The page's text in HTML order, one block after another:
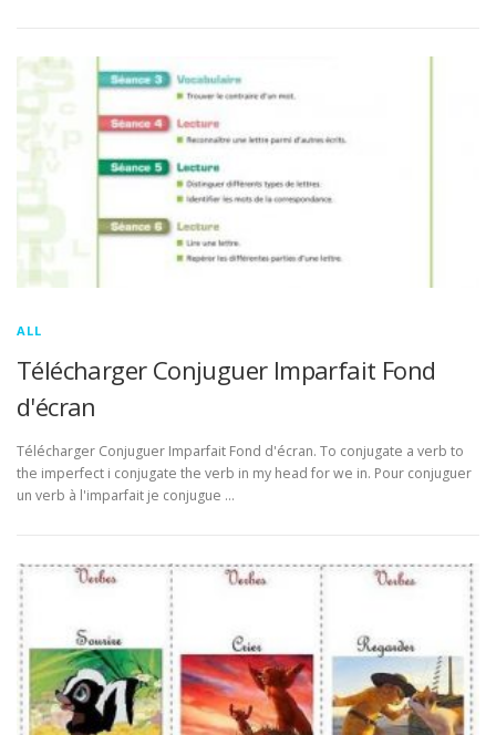
ALL
Télécharger Conjuguer Imparfait Fond
d'écran
Télécharger Conjuguer Imparfait Fond d'écran. To conjugate a verb to
the imperfect i conjugate the verb in my head for we in. Pour conjuguer
un verb à l'imparfait je conjugue …